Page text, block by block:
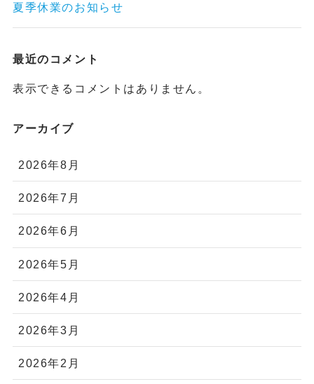
夏季休業のお知らせ
最近のコメント
表示できるコメントはありません。
アーカイブ
2026年8月
2026年7月
2026年6月
2026年5月
2026年4月
2026年3月
2026年2月